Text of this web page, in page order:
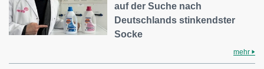
auf der Suche nach
Deutschlands stinkendster
Socke
mehr